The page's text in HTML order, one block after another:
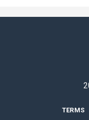
TERMS